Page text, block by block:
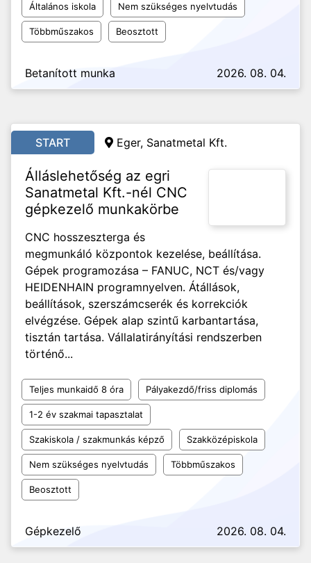
Általános iskola Nem szükséges nyelvtudás
Többműszakos Beosztott
Betanított munka 2026. 08. 04.
START Eger, Sanatmetal Kft.
Álláslehetőség az egri
Sanatmetal Kft.-nél CNC
gépkezelő munkakörbe
CNC hosszeszterga és
megmunkáló központok kezelése, beállítása.
Gépek programozása – FANUC, NCT és/vagy
HEIDENHAIN programnyelven. Átállások,
beállítások, szerszámcserék és korrekciók
elvégzése. Gépek alap szintű karbantartása,
tisztán tartása. Vállalatirányítási rendszerben
történő...
Teljes munkaidő 8 óra Pályakezdő/friss diplomás
1-2 év szakmai tapasztalat
Szakiskola / szakmunkás képző Szakközépiskola
Nem szükséges nyelvtudás Többműszakos
Beosztott
Gépkezelő 2026. 08. 04.